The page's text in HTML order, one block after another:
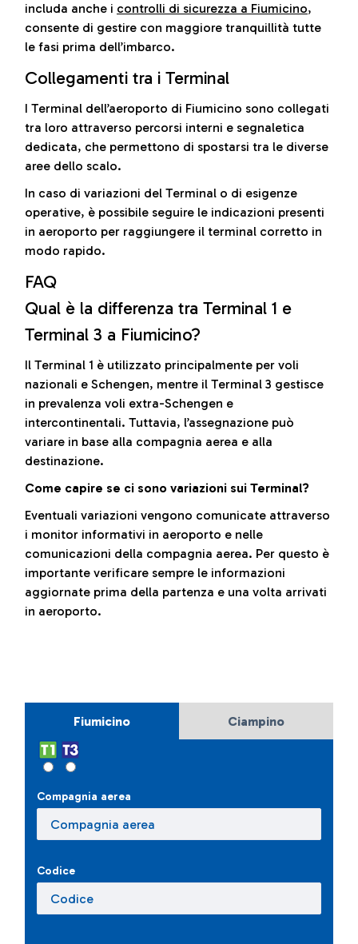
includa anche i controlli di sicurezza a Fiumicino,
consente di gestire con maggiore tranquillità tutte
le fasi prima dell’imbarco.
Collegamenti tra i Terminal
I Terminal dell’aeroporto di Fiumicino sono collegati
tra loro attraverso percorsi interni e segnaletica
dedicata, che permettono di spostarsi tra le diverse
aree dello scalo.
In caso di variazioni del Terminal o di esigenze
operative, è possibile seguire le indicazioni presenti
in aeroporto per raggiungere il terminal corretto in
modo rapido.
FAQ
Qual è la differenza tra Terminal 1 e
Terminal 3 a Fiumicino?
Il Terminal 1 è utilizzato principalmente per voli
nazionali e Schengen, mentre il Terminal 3 gestisce
in prevalenza voli extra-Schengen e
intercontinentali. Tuttavia, l’assegnazione può
variare in base alla compagnia aerea e alla
destinazione.
Come capire se ci sono variazioni sui Terminal?
Eventuali variazioni vengono comunicate attraverso
i monitor informativi in aeroporto e nelle
comunicazioni della compagnia aerea. Per questo è
importante verificare sempre le informazioni
aggiornate prima della partenza e una volta arrivati
in aeroporto.
Fiumicino Ciampino
Compagnia aerea
Codice